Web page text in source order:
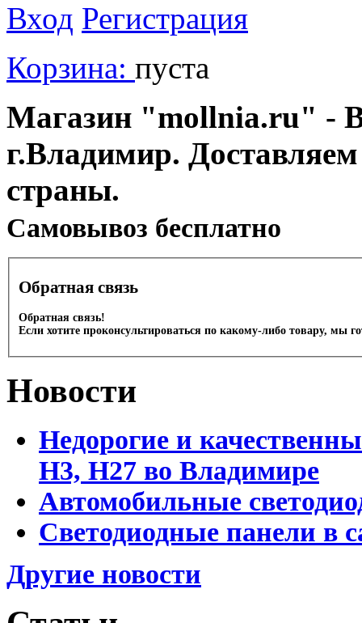
Вход Регистрация
Корзина: пуста
Магазин "mollnia.ru" -
г.Владимир.
страны.
Cамовывоз бесплатно
Обратная связь
Обратная связь!
Если хотите проконсультироваться по какому-либо товару, мы
Новости
Недорогие и
Н3, Н27 во Владимире
Автомобильные
Светодиодные панели в
Другие новости